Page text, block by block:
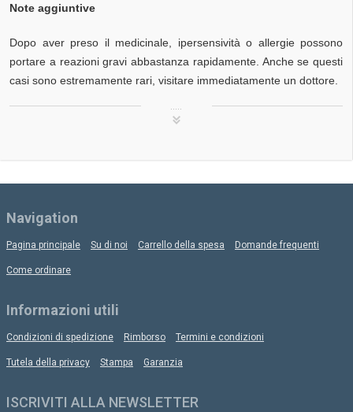
Note aggiuntive
Dopo aver preso il medicinale, ipersensività o allergie possono
portare a reazioni gravi abbastanza rapidamente. Anche se questi
casi sono estremamente rari, visitare immediatamente un dottore.
.....
Navigation
Pagina principale Su di noi Carrello della spesa Domande frequenti
Come ordinare
Informazioni utili
Condizioni di spedizione Rimborso Termini e condizioni
Tutela della privacy Stampa Garanzia
ISCRIVITI ALLA NEWSLETTER